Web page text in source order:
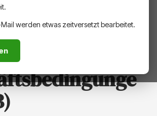
werden etwas zeitversetzt bearbeitet.